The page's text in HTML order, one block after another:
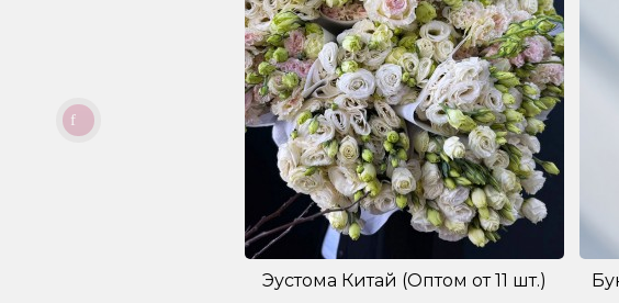
Эустома Китай (Оптом от 11 шт.)